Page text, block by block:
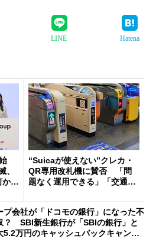
LINE Hatena
、
解
“Suicaが使えない”クレカ・
QR専用改札機に賛否 「問
題なく運用できる」「交通系I
プ会社が「ドコモの銀行」になった不
？ SBI新生銀行が「SBIの銀行」と
5.2万円のキャッシュバックキャンペ